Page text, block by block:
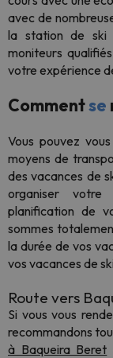
avec de
la station de ski
moniteurs
votre expérience
Commentse
Vous pouvez
moyens de
des vacances de
organiser
planification de
sommes
la durée de vos
vos vacances de
Route vers
Si vous vous
recommandons
à Baqueira Beret